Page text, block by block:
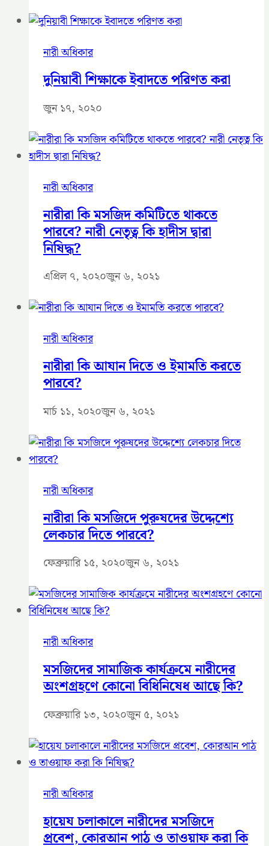
নারী অধিকার
‌দুনিয়াবী শিক্ষাকে ইবাদতে পরিণত করা
জুন ১৭, ২০২০
নারী অধিকার
নারীরা কি মসজিদ কমিটিতে থাকতে
পারবে? নারী নেতৃত্ব কি হাদীস দ্বারা
নিষিদ্ধ?
এপ্রিল ৭, ২০২০জুন ৬, ২০২১
নারী অধিকার
নারীরা কি আযান দিতে ও ইমামতি করতে
পারবে?
মার্চ ১১, ২০২০জুন ৬, ২০২১
নারী অধিকার
নারীরা কি মসজিদে পুরুষদের উদ্দেশ্যে
লেকচার দিতে পারবে?
ফেব্রুয়ারি ১৫, ২০২০জুন ৬, ২০২১
নারী অধিকার
মসজিদের সামাজিক কার্যক্রমে নারীদের
অংশগ্রহণে কোনো বিধিনিষেধ আছে কি?
ফেব্রুয়ারি ১৩, ২০২০জুন ৫, ২০২১
নারী অধিকার
হায়েয চলাকালে নারীদের মসজিদে
প্রবেশ, কোরআন পাঠ ও তাওয়াফ করা কি